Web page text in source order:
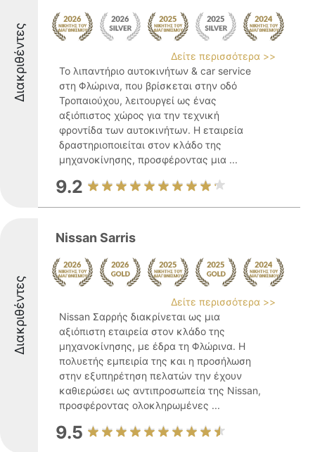
Διακριθέντες
Δείτε περισσότερα >>
Το λιπαντήριο αυτοκινήτων & car service
στη Φλώρινα, που βρίσκεται στην οδό
Τροπαιούχου, λειτουργεί ως ένας
αξιόπιστος χώρος για την τεχνική
φροντίδα των αυτοκινήτων. Η εταιρεία
δραστηριοποιείται στον κλάδο της
μηχανοκίνησης, προσφέροντας μια ...
9.2
Διακριθέντες
Nissan Sarris
Δείτε περισσότερα >>
Nissan Σαρρής διακρίνεται ως μια
αξιόπιστη εταιρεία στον κλάδο της
μηχανοκίνησης, με έδρα τη Φλώρινα. Η
πολυετής εμπειρία της και η προσήλωση
στην εξυπηρέτηση πελατών την έχουν
καθιερώσει ως αντιπροσωπεία της Nissan,
προσφέροντας ολοκληρωμένες ...
9.5